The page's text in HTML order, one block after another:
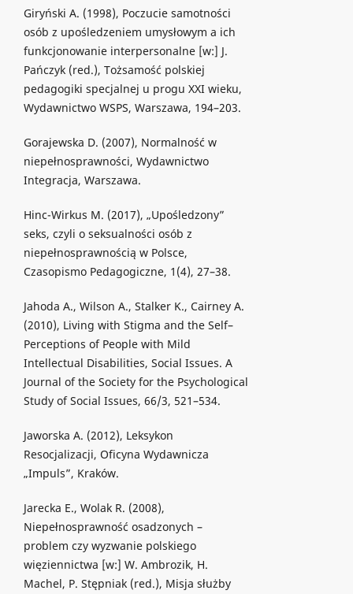
Giryński A. (1998), Poczucie samotności
osób z upośledzeniem umysłowym a ich
funkcjonowanie interpersonalne [w:] J.
Pańczyk (red.), Tożsamość polskiej
pedagogiki specjalnej u progu XXI wieku,
Wydawnictwo WSPS, Warszawa, 194–203.
Gorajewska D. (2007), Normalność w
niepełnosprawności, Wydawnictwo
Integracja, Warszawa.
Hinc-Wirkus M. (2017), „Upośledzony”
seks, czyli o seksualności osób z
niepełnosprawnością w Polsce,
Czasopismo Pedagogiczne, 1(4), 27–38.
Jahoda A., Wilson A., Stalker K., Cairney A.
(2010), Living with Stigma and the Self–
Perceptions of People with Mild
Intellectual Disabilities, Social Issues. A
Journal of the Society for the Psychological
Study of Social Issues, 66/3, 521–534.
Jaworska A. (2012), Leksykon
Resocjalizacji, Oficyna Wydawnicza
„Impuls”, Kraków.
Jarecka E., Wolak R. (2008),
Niepełnosprawność osadzonych –
problem czy wyzwanie polskiego
więziennictwa [w:] W. Ambrozik, H.
Machel, P. Stępniak (red.), Misja służby